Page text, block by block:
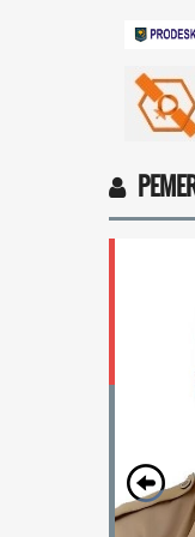
17
4vptP...